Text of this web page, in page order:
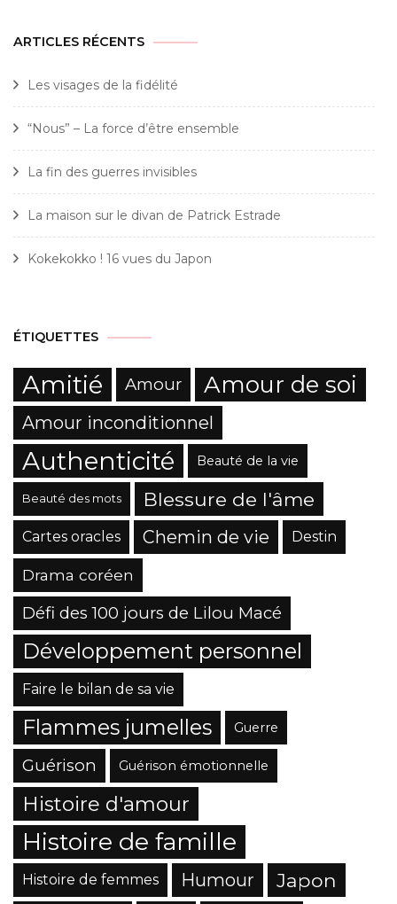
ARTICLES RÉCENTS
Les visages de la fidélité
“Nous” – La force d’être ensemble
La fin des guerres invisibles
La maison sur le divan de Patrick Estrade
Kokekokko ! 16 vues du Japon
ÉTIQUETTES
Amitié Amour Amour de soi
Amour inconditionnel
Authenticité Beauté de la vie
Beauté des mots Blessure de l'âme
Cartes oracles Chemin de vie Destin
Drama coréen
Défi des 100 jours de Lilou Macé
Développement personnel
Faire le bilan de sa vie
Flammes jumelles Guerre
Guérison Guérison émotionnelle
Histoire d'amour
Histoire de famille
Histoire de femmes Humour Japon